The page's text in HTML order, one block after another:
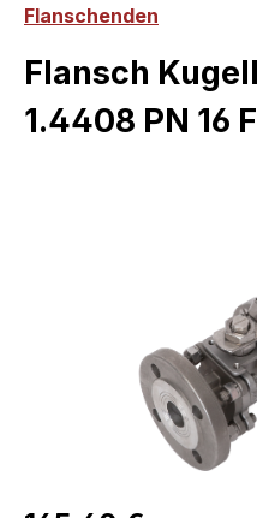
Flanschenden
Flansch
1.4408 PN 16